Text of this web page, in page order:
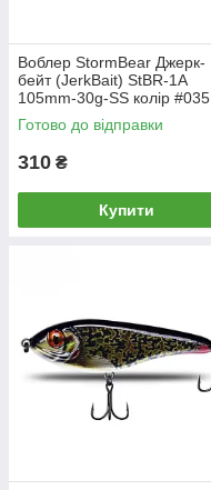
Воблер StormBear Джерк-
бейт (JerkBait) StBR-1A
105mm-30g-SS колір #035
Готово до відправки
310 ₴
Купити